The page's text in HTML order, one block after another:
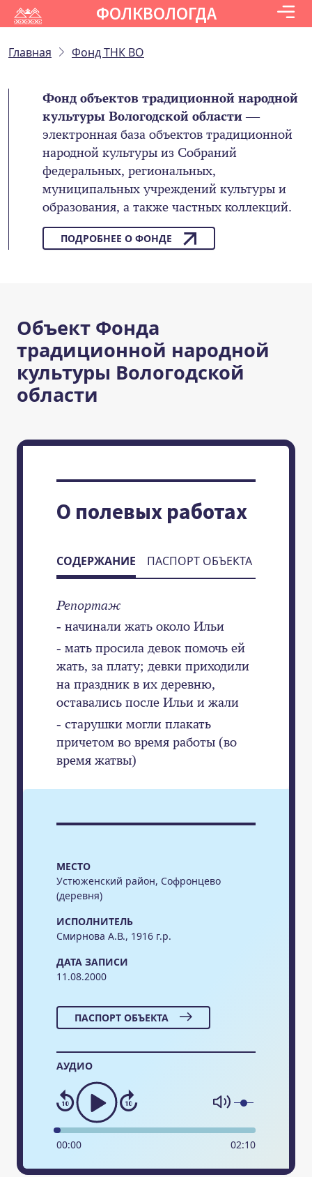
ФОЛКВОЛОГДА
Главная Фонд ТНК ВО
Фонд объектов традиционной народной
культуры Вологодской области—
электронная база объектов традиционной
народной культуры из Собраний
федеральных, региональных,
муниципальных учреждений культуры и
образования, а также частных коллекций.
ПОДРОБНЕЕ О ФОНДЕ
Объект Фонда
традиционной народной
культуры Вологодской
области
МЕСТО
Устюженский район, Софронцево
(деревня)
ИСПОЛНИТЕЛЬ
Смирнова А.В., 1916 г.р.
ДАТА ЗАПИСИ
11.08.2000
ПАСПОРТ ОБЪЕКТА
АУДИО
00:00 02:10
О полевых работах
СОДЕРЖАНИЕ ПАСПОРТ ОБЪЕКТА
Репортаж
- начинали жать около Ильи
- мать просила девок помочь ей
жать, за плату; девки приходили
на праздник в их деревню,
оставались после Ильи и жали
- старушки могли плакать
причетом во время работы (во
время жатвы)